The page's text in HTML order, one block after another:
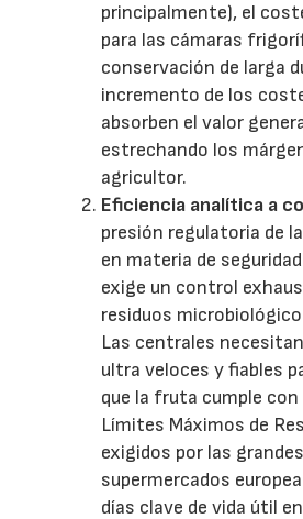
principalmente), el
para las cámaras
conservación de larga
incremento de los
absorben el valor
estrechando los
agricultor.
Eficiencia analítica a
presión regulatoria de
en materia de
exige un control
residuos
Las centrales
ultra veloces y fiables
que la fruta cumple
Límites Máximos de
exigidos por las
supermercados
días clave de vida útil